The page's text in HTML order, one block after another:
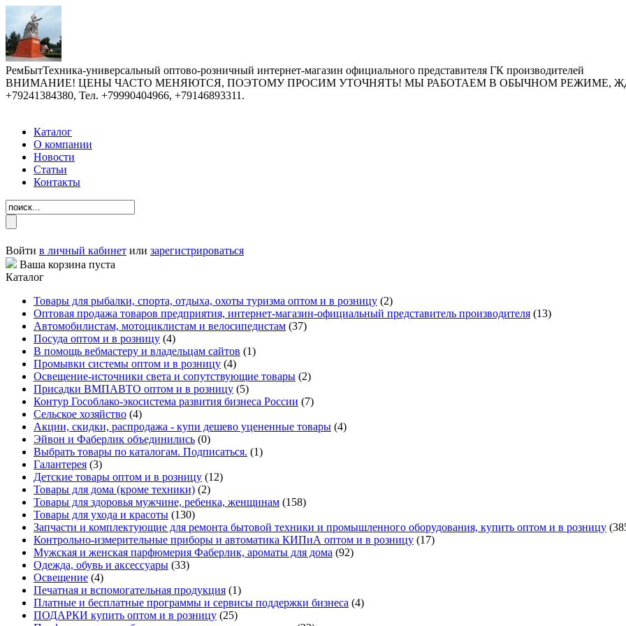
РемБытТехника-универсальный оптово-розничный интернет-магазин официального представителя ГК производителей
ВНИМАНИЕ! ЦЕНЫ ЧАСТО МЕНЯЮТСЯ, ПОЭТОМУ ПРОСИМ УТОЧНЯТЬ! МЫ РАБОТАЕМ В ОБЫЧНОМ РЕЖИМЕ, ЖДЕМ
+79241384380, Тел. +79990404966, +79146893311.
Каталог
О компании
Новости
Статьи
Контакты
Войти в личный кабинет или зарегистрироваться
Ваша корзина пуста
Каталог
Товары для рыбалки, спорта, отдыха, охоты туризма оптом и в розницу (2)
Оптовая продажа товаров предприятия, интернет-магазин-официальный представитель производителя (13)
Автомобилистам, мотоциклистам и велосипедистам (37)
Посуда оптом и в розницу (4)
В помощь вебмастеру и владельцам сайтов (1)
Промывки системы оптом и в розницу (4)
Освещение-источники света и сопутствующие товары (2)
Присадки ВМПАВТО оптом и в розницу (5)
Контур Гособлако-экосистема развития бизнеса России (7)
Сельское хозяйство (4)
Акции, скидки, распродажа - купи дешево уцененные товары (4)
Эйвон и Фаберлик объединились (0)
Выбрать товары по каталогам. Подписаться. (1)
Галантерея (3)
Детские товары оптом и в розницу (12)
Товары для дома (кроме техники) (2)
Товары для здоровья мужчине, ребенка, женщинам (158)
Товары для ухода и красоты (130)
Запчасти и комплектующие для ремонта бытовой техники и промышленного оборудования, купить оптом и в розницу
Контрольно-измерительные приборы и автоматика КИПиА оптом и в розницу (17)
Мужская и женская парфюмерия Фаберлик, ароматы для дома (92)
Одежда, обувь и аксессуары (33)
Освещение (4)
Печатная и вспомогательная продукция (1)
Платные и бесплатные программы и сервисы поддержки бизнеса (4)
ПОДАРКИ купить оптом и в розницу (25)